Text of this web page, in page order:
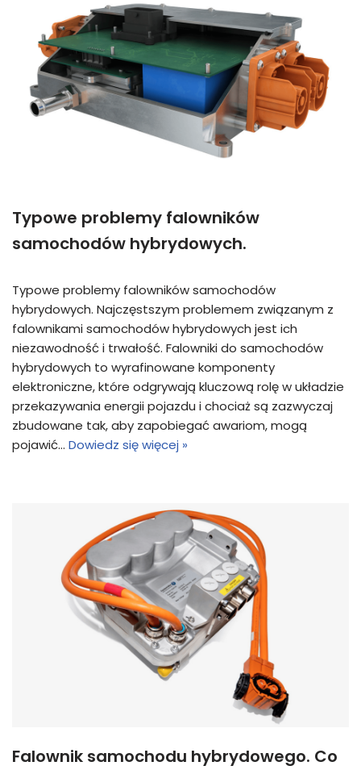
Typowe problemy falowników
samochodów hybrydowych.
Typowe problemy falowników samochodów
hybrydowych. Najczęstszym problemem związanym z
falownikami samochodów hybrydowych jest ich
niezawodność i trwałość. Falowniki do samochodów
hybrydowych to wyrafinowane komponenty
elektroniczne, które odgrywają kluczową rolę w układzie
przekazywania energii pojazdu i chociaż są zazwyczaj
zbudowane tak, aby zapobiegać awariom, mogą
pojawić… Dowiedz się więcej »
Falownik samochodu hybrydowego. Co